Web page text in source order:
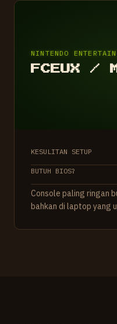
NINTENDO
FCEUX /
KESULITAN SETUP
BUTUH BIOS?
Console paling ringan
bahkan di laptop yang